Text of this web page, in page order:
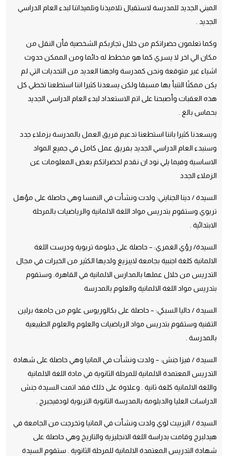
المبني الجديد للمدرسة لاستقبال تلاميذنا وتلميذاتنا لبدء العام الدراسي
الجديد .
وكما تعلمون حضراتكم من خلال تجاربكم الشخصية فأن النقل من
مكان الي اخر لا يسري كما هو مخطط له دائما ومن الممكن حدوث
اشياء غير متوقعة ونحن كمدرسة واجهنا العديد من التحديات التي لم
يكن ممكنًا التنبأ بها مسبقا ولكن يسعدنا كثيرا اننا استطعنا تخطي كل
هذه العقبات وأصبحنا على اتم الاستعداد لبدء العام الدراسي الجديد
بحماس بالغ .
ويسعدنا كثيرا باننا استطعنا تدعيم فريق العمل بالمدرسة بزملاء جدد
وسنبدء العام الدراسي الجديد بفريق عمل كامل في جميع المواد
الاساسية وفيما يلي نود ان نقدم لحضراتكم بعض المعلومات عن
الزملاء الجدد
السيدة / دينا الجنايني: ولدت ونشأت في النمسا وهي حاصلة على مؤهل
تربوي وستقوم بتدريس مواد اللغة الالمانية والرياضيات بالمرحلة
الابتدائية .
السيدة/ رؤي الغمري: – حاصلة على دبلومة تربوية ودرست اللغة
الالمانية كلغة اجنبية بجامعة لايبزيغ ولديها الكثير من الخبرات في مجال
التدريس من خلال عملها بالمدارس الالمانية في القاهرة. وستقوم
بتدريس مواد اللغة الالمانية والعلوم بالمدرسة
السيدة / داليا السبكي: – حاصلة على بكالوريوس علوم من جامعة برلين
التقنية وستقوم بتدريس مواد الرياضيات والعلوم والعلوم الطبيعية
بالمدرسة .
السيدة / فيزا جنش: – ولدت ونشأت في المانيا وهي حاصلة على شهادة
التدريس المعتمدة الالمانية للمرحلة الثانوية في مادة اللغة الالمانية
واللغة الالمانية كلغة ثانية . وعلاوة على ذلك فقد اتمت السيدة جنش
الدراسات العليا والدبلومة بالمدرسة الثانوية التربوية لودفيجبرج .
السيدة / اليزبيث لوي ولدت ونشأت في المانيا وتخرجت من الجامعة في
هيدلبرج وقامت بدراسة اللغة الانجليزية والتاريخ وهي حاصلة على
شهادة التدريس المعتمدة الالمانية للمرحلة الثانوية . ستقوم السيدة